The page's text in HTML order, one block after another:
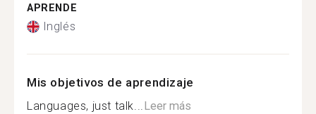
APRENDE
Inglés
Mis objetivos de aprendizaje
Languages, just talk...Leer más